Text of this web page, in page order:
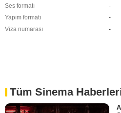
Ses formatı
-
Yapım formatı
-
Viza numarası
-
Tüm Sinema